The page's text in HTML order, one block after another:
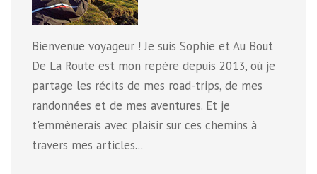
Bienvenue voyageur ! Je suis Sophie et Au Bout
De La Route est mon repère depuis 2013, où je
partage les récits de mes road-trips, de mes
randonnées et de mes aventures. Et je
t'emmènerais avec plaisir sur ces chemins à
travers mes articles...